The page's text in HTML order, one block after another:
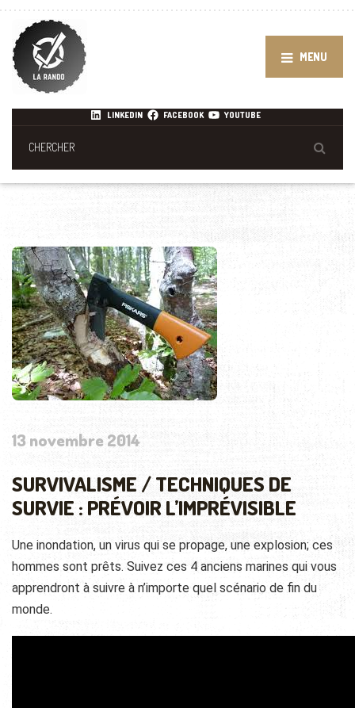
MENU
LINKEDIN FACEBOOK YOUTUBE
13 novembre 2014
SURVIVALISME / TECHNIQUES DE
SURVIE : PRÉVOIR L’IMPRÉVISIBLE
Une inondation, un virus qui se propage, une explosion; ces
hommes sont prêts. Suivez ces 4 anciens marines qui vous
apprendront à suivre à n’importe quel scénario de fin du
monde.